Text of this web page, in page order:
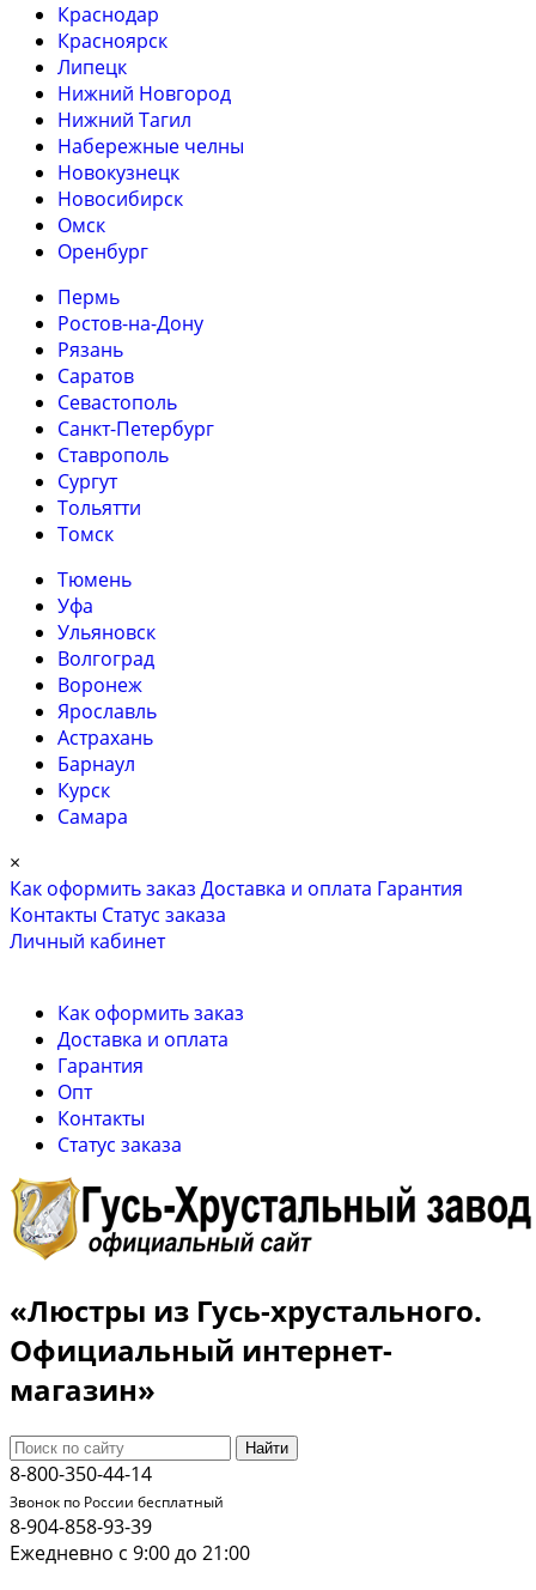
Краснодар
Красноярск
Липецк
Нижний Новгород
Нижний Тагил
Набережные челны
Новокузнецк
Новосибирск
Омск
Оренбург
Пермь
Ростов-на-Дону
Рязань
Саратов
Севастополь
Санкт-Петербург
Ставрополь
Сургут
Тольятти
Томск
Тюмень
Уфа
Ульяновск
Волгоград
Воронеж
Ярославль
Астрахань
Барнаул
Курск
Самара
×
Как оформить заказ Доставка и оплата Гарантия
Контакты Cтатус заказа
Личный кабинет
Как оформить заказ
Доставка и оплата
Гарантия
Опт
Контакты
Cтатус заказа
«Люстры из Гусь-хрустального.
Официальный интернет-
магазин»
Найти
8-800-350-44-14
Звонок по России бесплатный
8-904-858-93-39
Ежедневно с 9:00 до 21:00